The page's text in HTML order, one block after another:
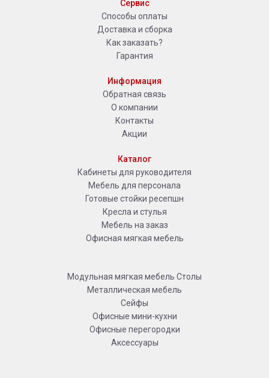
Сервис
Способы оплаты
Доставка и сборка
Как заказать?
Гарантия
Информация
Обратная связь
О компании
Контакты
Акции
Каталог
Кабинеты для руководителя
Мебель для персонала
Готовые стойки ресепшн
Кресла и стулья
Мебель на заказ
Офисная мягкая мебель
Модульная мягкая мебель Столы
Металлическая мебель
Сейфы
Офисные мини-кухни
Офисные перегородки
Аксессуары